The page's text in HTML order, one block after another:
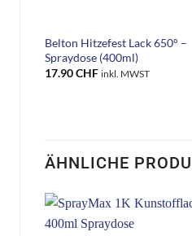
Belton Hitzefest Lack 650° –
Spraydose (400ml)
17.90CHF inkl. MWST
ÄHNLICHE